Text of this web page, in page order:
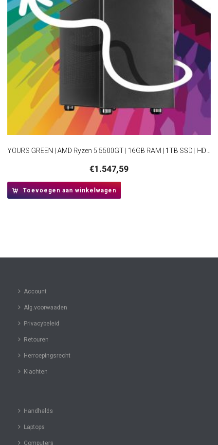
€1.547,59
Toevoegen aan winkelwagen
Account
Alg.voorwaaden
Privacybeleid
Retouren
Herroepingsrecht
Klachten
Handhelds
Laptops
Computers